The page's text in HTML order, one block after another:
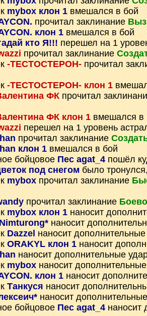
mybox клон 1 вмешался в бой
прочитал заклинание
клон 1 вмешался в бой
кто Я!!! перешел на 1
прочитал заклинание
-ТЕСТОСТЕРОН- прочитал
-ТЕСТОСТЕРОН- клон 1
ФК прочитал
ФК клон 1 вмешался в
перешел на 1 уровень
прочитал заклинание
клон 1 вмешался в бой
бойцовое Пес agat_4 пошёл
под снегом было
mybox прочитал заклинание
прочитал заклинание
mybox клон 1 наносит
наносит
Dazzel наносит
ORAKYL клон 1 наносит
наносит дополнительные
mybox наносит
клон 1 наносит
Танкуся наносит
наносит
бойцовое Пес agat_4 наносит